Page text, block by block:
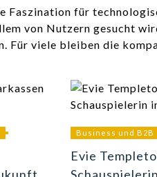
für
von Nutzern gesucht
Für viele bleiben die
Business und B2B
Evie